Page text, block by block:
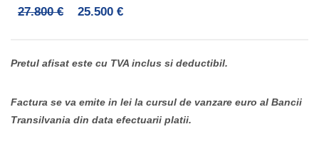
27.800 € 25.500 €
Pretul afisat este cu TVA inclus si deductibil.
Factura se va emite in lei la cursul de vanzare euro al Bancii
Transilvania din data efectuarii platii.